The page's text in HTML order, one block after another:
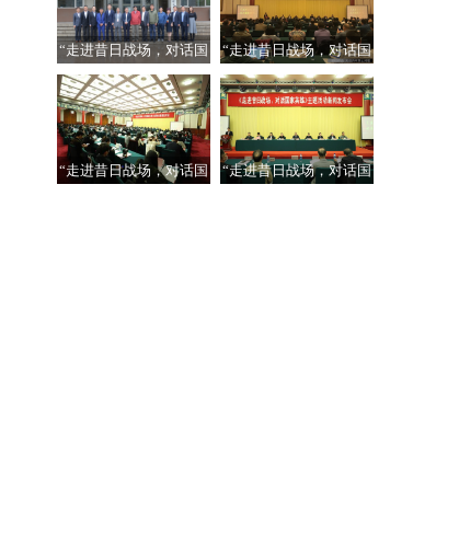
“走进昔日战场，对话国
家英雄”主题活
“走进昔日战场，对话国
家英雄”活动在
“走进昔日战场，对话国
“走进昔日战场，对话国